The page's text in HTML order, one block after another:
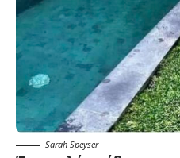
Sarah Speyser